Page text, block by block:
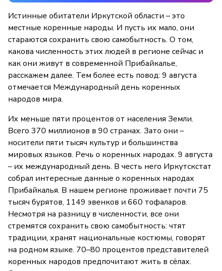
Истинные обитатели Иркутской области – это
местные коренные народы. И пусть их мало, они
стараются сохранить свою самобытность. О том,
какова численность этих людей в регионе сейчас и
как они живут в современной Прибайкалье,
расскажем далее. Тем более есть повод: 9 августа
отмечается Международный день коренных
народов мира.
Их меньше пяти процентов от населения Земли.
Всего 370 миллионов в 90 странах. Зато они –
носители пяти тысяч культур и большинства
мировых языков. Речь о коренных народах. 9 августа
– их международный день. В честь него Иркутскстат
собрал интересные данные о коренных народах
Прибайкалья. В нашем регионе проживает почти 75
тысяч бурятов, 1149 эвенков и 660 тофаларов.
Несмотря на разницу в численности, все они
стремятся сохранить свою самобытность: чтят
традиции, хранят национальные костюмы, говорят
на родном языке. 70–80 процентов представителей
коренных народов предпочитают жить в сёлах.